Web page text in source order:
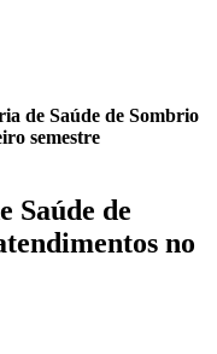
de Saúde de Sombrio
semestre
Saúde de
no